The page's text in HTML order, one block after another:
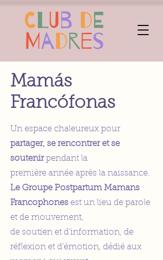
Mamás
Francófonas
Un espace chaleureux pour
partager, se rencontrer et se
soutenirpendant la
première année après la naissance.
Le Groupe Postpartum Mamans
Francophones est un lieu de parole
et de mouvement,
de soutien et d’information, de
réflexion et d’émotion, dédié aux